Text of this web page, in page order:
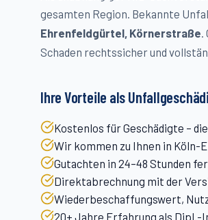
gesamten Region. Bekannte
Ehrenfeldgürtel, Körnerstraße.
Schaden rechtssicher und
Ihre Vorteile als
Kostenlos für Geschädigte –
Wir kommen zu Ihnen in Köln-
Gutachten in 24–48 Stunden
Direktabrechnung mit der
Wiederbeschaffungswert,
20+ Jahre Erfahrung als Dipl.-